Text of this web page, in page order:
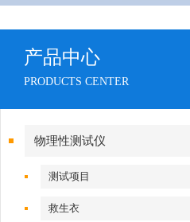
产品中心
PRODUCTS CENTER
物理性测试仪
测试项目
救生衣